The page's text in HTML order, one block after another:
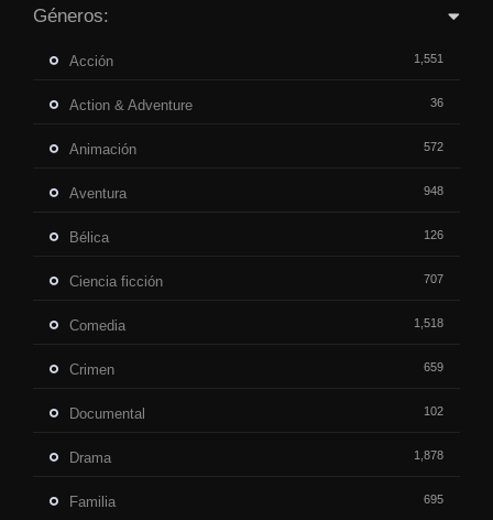
Géneros:
Acción 1,551
Action & Adventure 36
Animación 572
Aventura 948
Bélica 126
Ciencia ficción 707
Comedia 1,518
Crimen 659
Documental 102
Drama 1,878
Familia 695